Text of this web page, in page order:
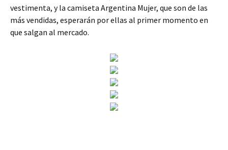
vestimenta, y la camiseta Argentina Mujer, que son de las
más vendidas, esperarán por ellas al primer momento en
que salgan al mercado.